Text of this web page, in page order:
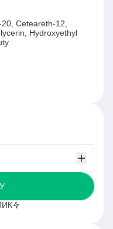
Ceteareth-12,
Hydroxyethyl